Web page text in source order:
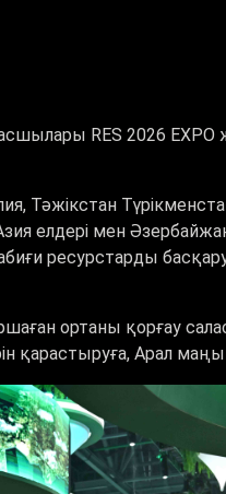
RES 2026
Тәжікстан
елдері мен
ресурстарды
ортаны қорғау
қарастыруға, Арал